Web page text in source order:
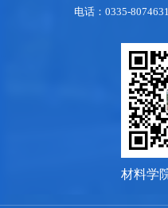
电话：0335-
材料学